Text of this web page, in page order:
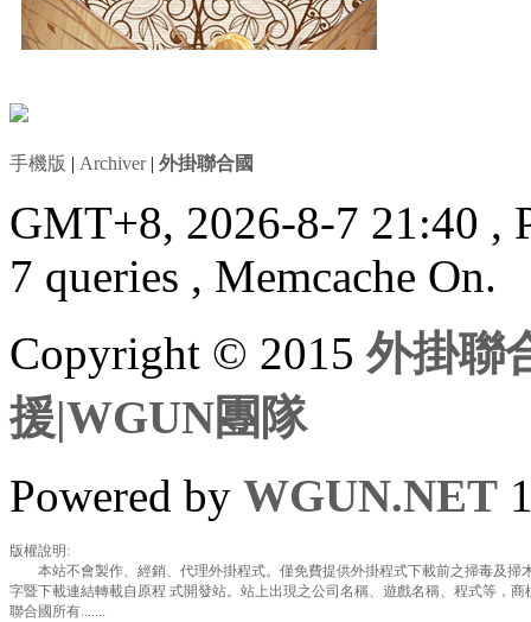
手機版 | Archiver| 外掛聯合國
GMT+8, 2026-8-7 21:40 ,
7 queries , Memcache On.
Copyright © 2015外掛聯
援|WGUN團隊
Powered by WGUN.NET
版權說明:
本站不會製作、經銷、代理外掛程式。僅免費提供外掛程式下載前之掃毒及掃
字暨下載連結轉載自原程 式開發站。站上出現之公司名稱、遊戲名稱、程式等，
聯合國所有.......